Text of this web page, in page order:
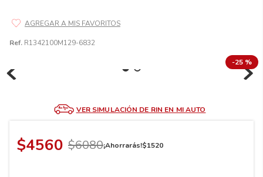
Ref. R1342100M129-6832
-25 %
VER SIMULACIÓN DE RIN EN MI AUTO
$4560 $6080¡Ahorrarás!$1520